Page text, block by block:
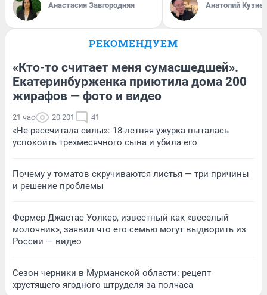
Анастасия Завгородняя Анатолий
РЕКОМЕНДУЕМ
«Кто-то считает меня сумасшедшей».
Екатеринбурженка приютила дома 200
жирафов — фото и видео
21 час 20 201 41
«Не рассчитала силы»: 18-летняя ужурка пыталась
успокоить трехмесячного сына и убила его
Почему у томатов скручиваются листья — три причины
и решение проблемы
Фермер Джастас Уолкер, известный как «веселый
молочник», заявил что его семью могут выдворить из
России — видео
Сезон черники в Мурманской области: рецепт
хрустящего ягодного штруделя за полчаса